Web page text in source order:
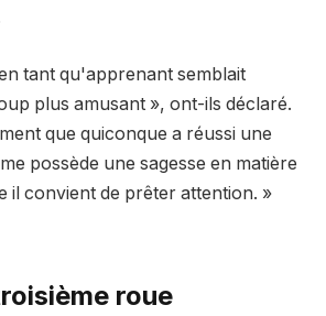
tant qu'apprenant semblait
plus amusant », ont-ils déclaré.
que quiconque a réussi une
possède une sagesse en matière
il convient de prêter attention. »
roue